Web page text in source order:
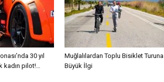
30 yıl
kadın pilot!…
Muğlalılardan Toplu Bisiklet Turuna
Büyük İlgi